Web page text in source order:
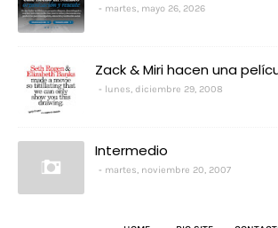
martes, mayo 26, 2026
Zack & Miri hacen una
lunes, diciembre 29, 2008
Intermedio
martes, noviembre 20, 2007